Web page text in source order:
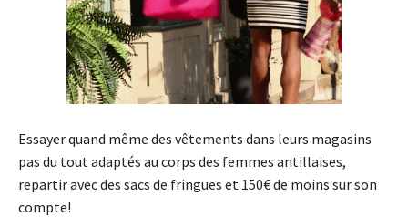
Essayer quand même des vêtements dans leurs magasins
pas du tout adaptés au corps des femmes antillaises,
repartir avec des sacs de fringues et 150€ de moins sur son
compte!